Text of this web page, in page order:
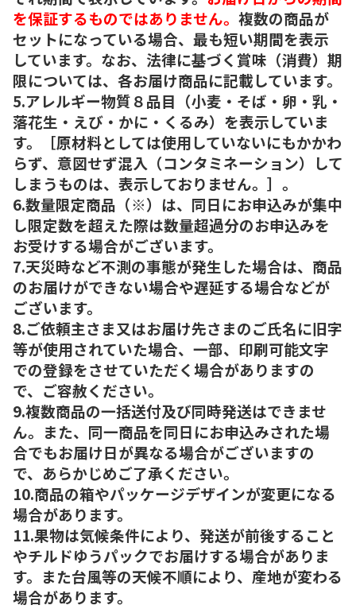
を保証するものではありません。 複数の商品が
セットになっている場合、最も短い期間を表示
しています。なお、法律に基づく賞味（消費）期
限については、各お届け商品に記載しています。
5.アレルギー物質８品目（小麦・そば・卵・乳・
落花生・えび・かに・くるみ）を表示していま
す。［原材料としては使用していないにもかかわ
らず、意図せず混入（コンタミネーション）して
しまうものは、表示しておりません。］。
6.数量限定商品（※）は、同日にお申込みが集中
し限定数を超えた際は数量超過分のお申込みを
お受けする場合がございます。
7.天災時など不測の事態が発生した場合は、商品
のお届けができない場合や遅延する場合などが
ございます。
8.ご依頼主さま又はお届け先さまのご氏名に旧字
等が使用されていた場合、一部、印刷可能文字
での登録をさせていただく場合がありますの
で、ご容赦ください。
9.複数商品の一括送付及び同時発送はできませ
ん。また、同一商品を同日にお申込みされた場
合でもお届け日が異なる場合がございますの
で、あらかじめご了承ください。
10.商品の箱やパッケージデザインが変更になる
場合があります。
11.果物は気候条件により、発送が前後すること
やチルドゆうパックでお届けする場合がありま
す。また台風等の天候不順により、産地が変わる
場合があります。